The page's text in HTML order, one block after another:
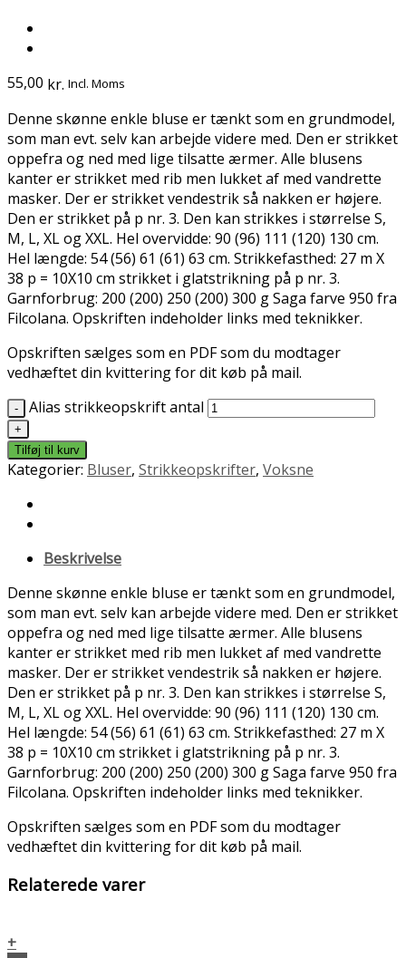
55,00 kr. Incl. Moms
Denne skønne enkle bluse er tænkt som en grundmodel,
som man evt. selv kan arbejde videre med. Den er strikket
oppefra og ned med lige tilsatte ærmer. Alle blusens
kanter er strikket med rib men lukket af med vandrette
masker. Der er strikket vendestrik så nakken er højere.
Den er strikket på p nr. 3. Den kan strikkes i størrelse S,
M, L, XL og XXL. Hel overvidde: 90 (96) 111 (120) 130 cm.
Hel længde: 54 (56) 61 (61) 63 cm. Strikkefasthed: 27 m X
38 p = 10X10 cm strikket i glatstrikning på p nr. 3.
Garnforbrug: 200 (200) 250 (200) 300 g Saga farve 950 fra
Filcolana. Opskriften indeholder links med teknikker.
Opskriften sælges som en PDF som du modtager
vedhæftet din kvittering for dit køb på mail.
Alias strikkeopskrift antal
Tilføj til kurv
Kategorier: Bluser, Strikkeopskrifter, Voksne
Beskrivelse
Denne skønne enkle bluse er tænkt som en grundmodel,
som man evt. selv kan arbejde videre med. Den er strikket
oppefra og ned med lige tilsatte ærmer. Alle blusens
kanter er strikket med rib men lukket af med vandrette
masker. Der er strikket vendestrik så nakken er højere.
Den er strikket på p nr. 3. Den kan strikkes i størrelse S,
M, L, XL og XXL. Hel overvidde: 90 (96) 111 (120) 130 cm.
Hel længde: 54 (56) 61 (61) 63 cm. Strikkefasthed: 27 m X
38 p = 10X10 cm strikket i glatstrikning på p nr. 3.
Garnforbrug: 200 (200) 250 (200) 300 g Saga farve 950 fra
Filcolana. Opskriften indeholder links med teknikker.
Opskriften sælges som en PDF som du modtager
vedhæftet din kvittering for dit køb på mail.
Relaterede varer
+